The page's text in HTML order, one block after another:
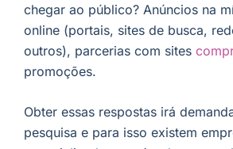
chegar ao público? Anúncios na
online (portais, sites de busca,
outros), parcerias com sites
promoções.
Obter essas respostas irá
pesquisa e para isso existem